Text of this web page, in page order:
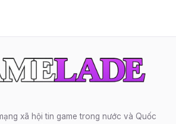
xã hội tin game trong nước và Quốc